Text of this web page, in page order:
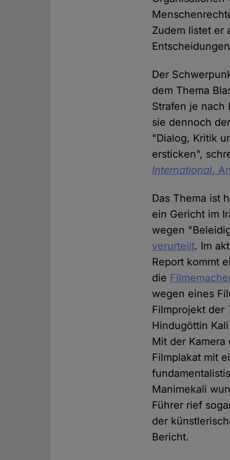
Zudem listet er
Der
dem Thema
Strafen je nach
sie dennoch
"Dialog, Kritik
ersticken",
International,
Das Thema ist
ein Gericht im
wegen
verurteilt. Im
Report kommt
die
wegen eines
Filmprojekt der
Hindugöttin
Mit der
Filmplakat mit
Manimekali
Führer rief
der
Bericht.